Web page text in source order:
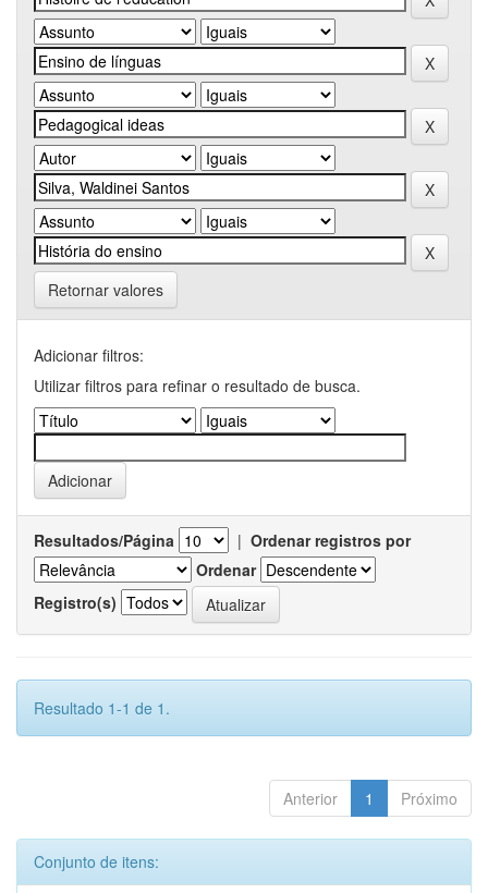
Retornar valores
Adicionar filtros:
Utilizar filtros para refinar o resultado de busca.
Resultados/Página | Ordenar registros por
Ordenar
Registro(s)
Resultado 1-1 de 1.
Anterior 1 Próximo
Conjunto de itens: